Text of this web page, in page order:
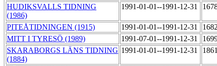
HUDIKSVALLS TIDNING
(1986)
1991-01-01--1991-12-31
PITEÅTIDNINGEN (1915) 1991-01-01--1991-12-31
MITT I TYRESÖ (1989)
1991-07-01--1991-12-31
SKARABORGS LÄNS TIDNING
(1884)
1991-01-01--1991-12-31